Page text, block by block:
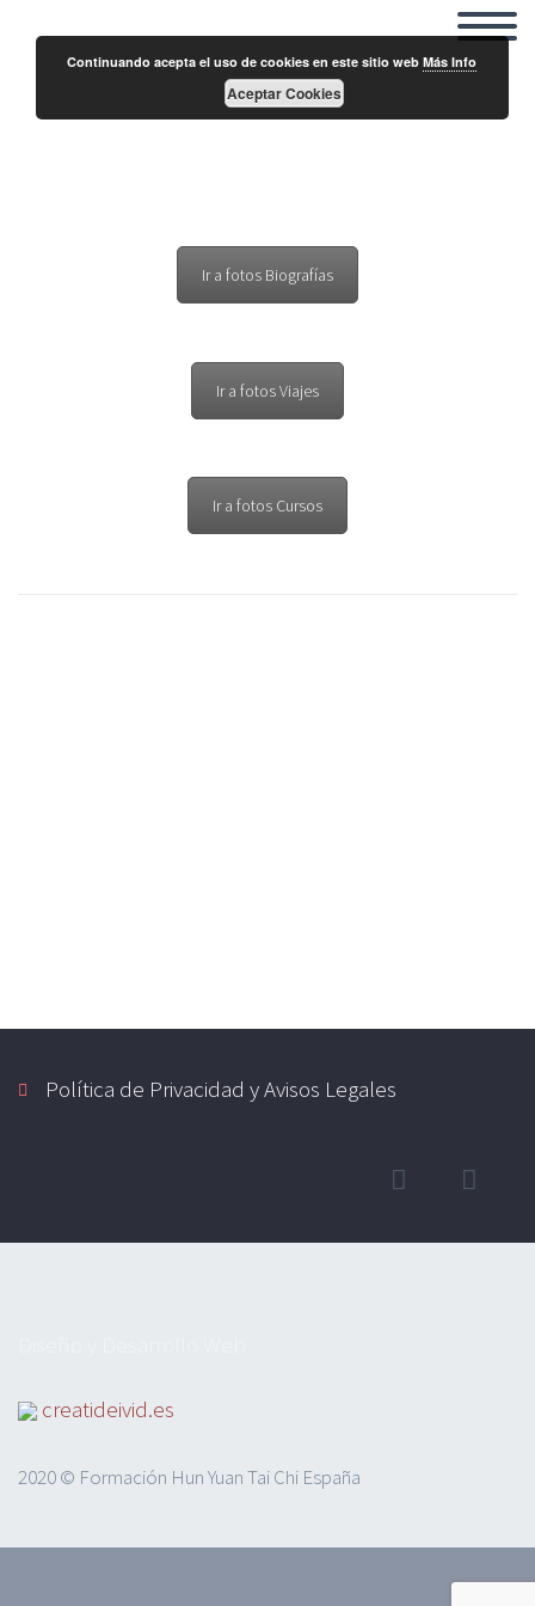
Campamentos Piedralaves 2019
Ir a fotos Biografías
Ir a fotos Viajes
Ir a fotos Cursos
Política de Privacidad y Avisos Legales
creatideivid.es
2020 © Formación Hun Yuan Tai Chi España
Continuando acepta el uso de cookies en este sitio webMás Info
Aceptar Cookies